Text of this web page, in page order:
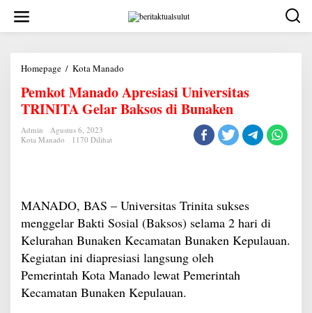
konten
Homepage / Kota Manado
Apresiasi
Universitas
TRINITA
Pemkot Manado Apresiasi Universitas
TRINITA Gelar Baksos di Bunaken
Admin
Agustus 6, 2023
Kota Manado
1170 Dilihat
MANADO, BAS – Universitas Trinita sukses
menggelar Bakti Sosial (Baksos) selama 2 hari di
Kelurahan Bunaken Kecamatan Bunaken Kepulauan.
Kegiatan ini diapresiasi langsung oleh
Pemerintah Kota Manado lewat Pemerintah
Kecamatan Bunaken Kepulauan.